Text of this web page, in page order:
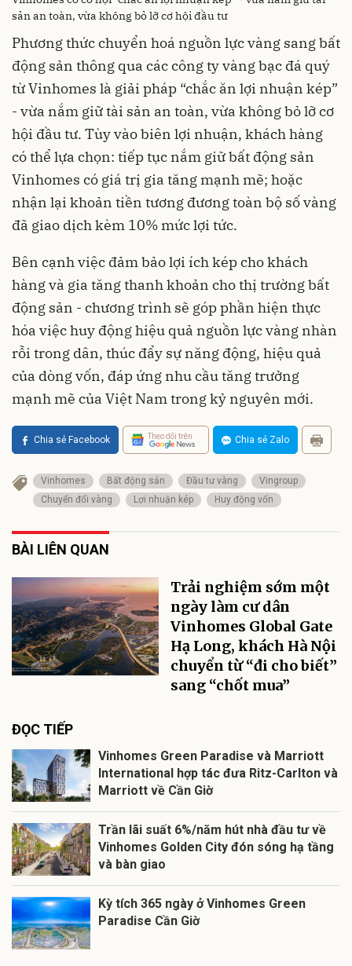
sản an toàn, vừa không bỏ lỡ cơ hội đầu tư
Phương thức chuyển hoá nguồn lực vàng sang bất
động sản thông qua các công ty vàng bạc đá quý
từ Vinhomes là giải pháp “chắc ăn lợi nhuận kép”
- vừa nắm giữ tài sản an toàn, vừa không bỏ lỡ cơ
hội đầu tư. Tùy vào biên lợi nhuận, khách hàng
có thể lựa chọn: tiếp tục nắm giữ bất động sản
Vinhomes có giá trị gia tăng mạnh mẽ; hoặc
nhận lại khoản tiền tương đương toàn bộ số vàng
đã giao dịch kèm 10% mức lợi tức.
Bên cạnh việc đảm bảo lợi ích kép cho khách
hàng và gia tăng thanh khoản cho thị trường bất
động sản - chương trình sẽ góp phần hiện thực
hóa việc huy động hiệu quả nguồn lực vàng nhàn
rỗi trong dân, thúc đẩy sự năng động, hiệu quả
của dòng vốn, đáp ứng nhu cầu tăng trưởng
mạnh mẽ của Việt Nam trong kỷ nguyên mới.
Chia sẻ Facebook Theo dõi trên Chia sẻ Zalo
Vinhomes Bất động sản Đầu tư vàng
Vingroup
Chuyển đổi vàng
Lợi nhuận kép Huy động vốn
BÀI LIÊN QUAN
Trải nghiệm sớm một
ngày làm cư dân
Vinhomes Global Gate
Hạ Long, khách Hà Nội
chuyển từ “đi cho biết”
sang “chốt mua”
ĐỌC TIẾP
Vinhomes Green Paradise và Marriott
International hợp tác đưa Ritz-Carlton và
Marriott về Cần Giờ
Trần lãi suất 6%/năm hút nhà đầu tư về
Vinhomes Golden City đón sóng hạ tầng
và bàn giao
Kỳ tích 365 ngày ở Vinhomes Green
Paradise Cần Giờ